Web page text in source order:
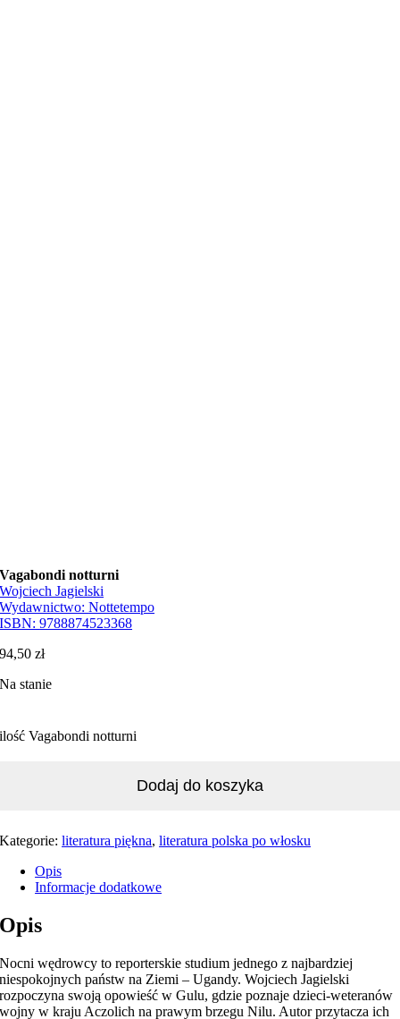
Vagabondi notturni
Wojciech Jagielski
Wydawnictwo:Nottetempo
ISBN:9788874523368
94,50zł
Na stanie
ilość Vagabondi notturni
Dodaj do koszyka
Kategorie:literatura piękna,literatura polska po włosku
Opis
Informacje dodatkowe
Opis
Nocni wędrowcy to reporterskie studium jednego z najbardziej
niespokojnych państw na Ziemi – Ugandy. Wojciech Jagielski
rozpoczyna swoją opowieść w Gulu, gdzie poznaje dzieci-weteranów
wojny w kraju Aczolich na prawym brzegu Nilu. Autor przytacza ich